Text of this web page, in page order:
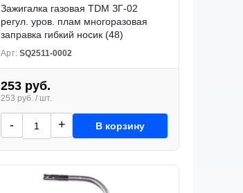
Зажигалка газовая TDM ЗГ-02
регул. уров. плам многоразовая
заправка гибкий носик (48)
Арт: SQ2511-0002
253 руб.
253 руб. / шт.
- + В корзину